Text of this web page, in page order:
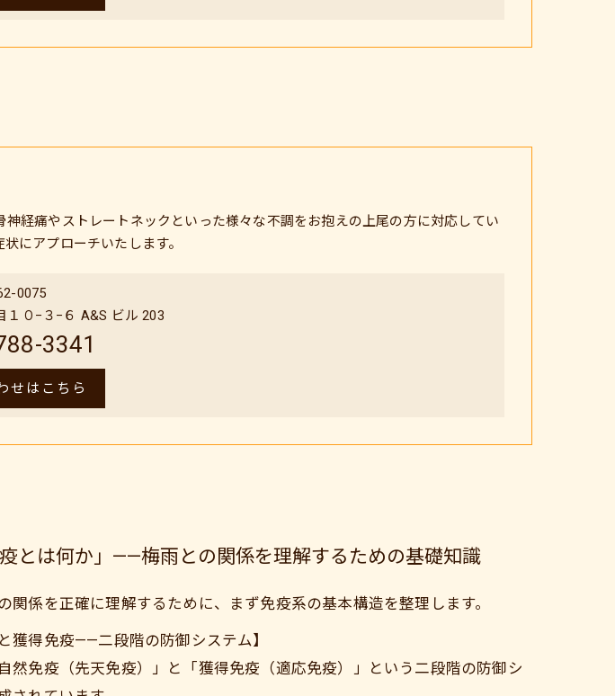
経痛やストレートネックといった様々な不調をお抱えの上尾の方に対応してい
にアプローチいたします。
0075
１０−３−６ A&S ビル 203
3341
せはこちら
とは何か」——梅雨との関係を理解するための基礎知識
関係を正確に理解するために、まず免疫系の基本構造を整理します。
獲得免疫——二段階の防御システム】
然免疫（先天免疫）」と「獲得免疫（適応免疫）」という二段階の防御シ